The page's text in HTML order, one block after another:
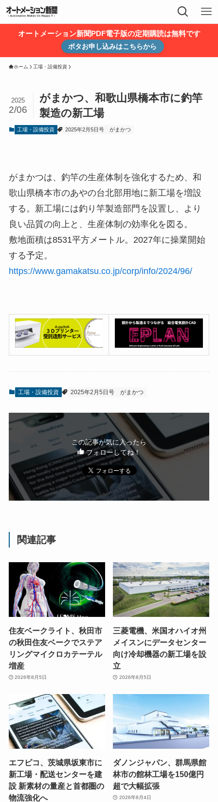
オートメーション新聞PDF電子版の定期購読は無料です
ボタお申し込みはこちらから
ホーム 工場・設備投資
がまかつ、和歌山県橋本市に釣竿
製造の新工場
2025
2/06
工場・設備投資 2025年2月5日号 がまかつ
がまかつは、釣竿の生産体制を強化するため、和
歌山県橋本市のあやの台北部用地に新工場を増設
する。新工場には釣り竿製造部門を設置し、より
良い品質の向上と、生産体制の効率化を図る。
敷地面積は8531平方メートル。2027年に操業開始
する予定。
https://www.gamakatsu.co.jp/corp/info/2024/96/
工場・設備投資 2025年2月5日号 がまかつ
この記事が気に入ったら
フォローしてね！
関連記事
住友ベークライト、秋田市
の秋田住友ベークでステア
リングマイクロカテーテル
増産
2026年8月5日
三菱電機、米国オハイオ州
メイスンにデータセンター
向け冷却機器の新工場を設
立
2026年8月5日
エフピコ、茨城県坂東市に
新工場・配送センターを建
設 新素材の量産と首都圏の
物流強化へ
ダノンジャパン、群馬県館
林市の館林工場を150億円
超で大幅拡張
2026年8月4日